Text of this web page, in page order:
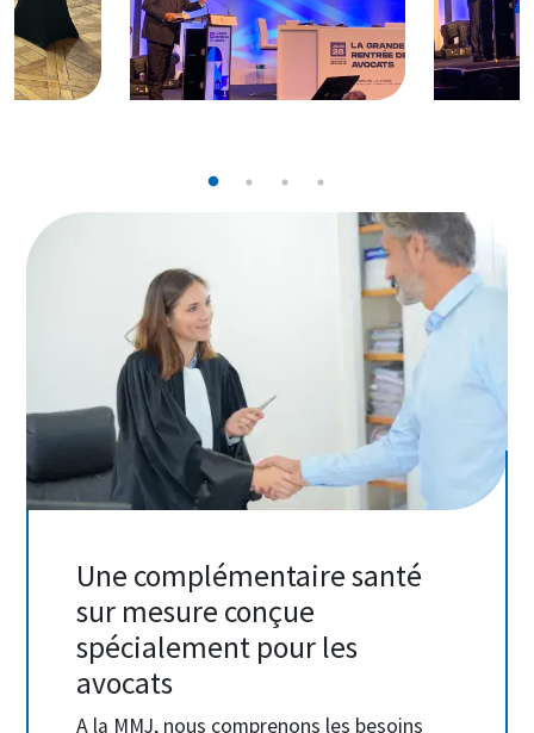
Une complémentaire santé
sur mesure conçue
spécialement pour les
avocats
A la MMJ, nous comprenons les besoins
Image